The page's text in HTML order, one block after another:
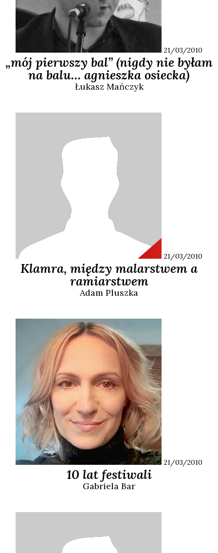
21/03/2010
„mój pierwszy bal” (nigdy nie byłam
na balu… agnieszka osiecka)
Łukasz Mańczyk
21/03/2010
Klamra, między malarstwem a
ramiarstwem
Adam Pluszka
21/03/2010
10 lat festiwali
Gabriela Bar